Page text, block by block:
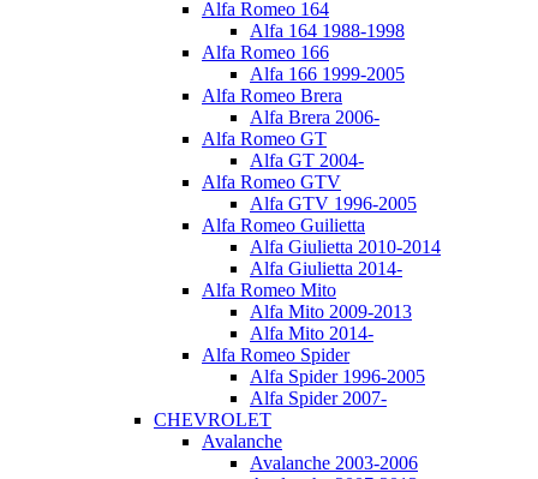
Alfa Romeo 164
Alfa 164 1988-1998
Alfa Romeo 166
Alfa 166 1999-2005
Alfa Romeo Brera
Alfa Brera 2006-
Alfa Romeo GT
Alfa GT 2004-
Alfa Romeo GTV
Alfa GTV 1996-2005
Alfa Romeo Guilietta
Alfa Giulietta 2010-2014
Alfa Giulietta 2014-
Alfa Romeo Mito
Alfa Mito 2009-2013
Alfa Mito 2014-
Alfa Romeo Spider
Alfa Spider 1996-2005
Alfa Spider 2007-
CHEVROLET
Avalanche
Avalanche 2003-2006